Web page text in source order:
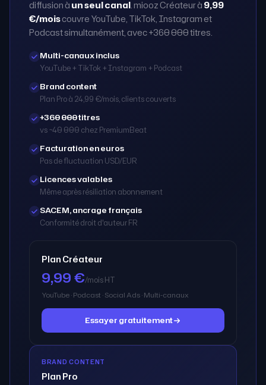
diffusion à un seul canal. miooz Créateur à 9,99
€/moiscouvre YouTube, TikTok, Instagram et
Podcast simultanément, avec +360 000 titres.
Multi-canaux inclus
YouTube + TikTok + Instagram + Podcast
Brand content
Plan Pro à 24,99 €/mois, clients couverts
+360 000 titres
vs ~40 000 chez PremiumBeat
Facturation en euros
Pas de fluctuation USD/EUR
Licences valables
Même après résiliation abonnement
SACEM, ancrage français
Conformité droit d'auteur FR
Plan Créateur
9,99 €/mois HT
YouTube · Podcast · Social Ads · Multi-canaux
Essayer gratuitement
BRAND CONTENT
Plan Pro